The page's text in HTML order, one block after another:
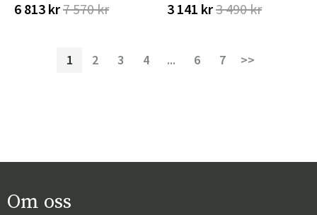
6 813 kr7 570 kr 3 141 kr3 490 kr
1 2 3 4 ... 6 7 >>
Om oss